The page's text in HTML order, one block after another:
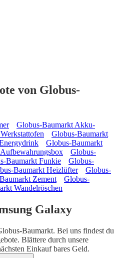
von Globus-
Globus-Baumarkt Akku-
Globus-Baumarkt
Globus-Baumarkt
Globus-
Baumarkt Funkie
Globus-
Baumarkt Heizlüfter
Globus-
Zement
Globus-
Wandelröschen
Galaxy
Baumarkt. Bei uns findest du
Blättere durch unsere
Einkauf bares Geld.